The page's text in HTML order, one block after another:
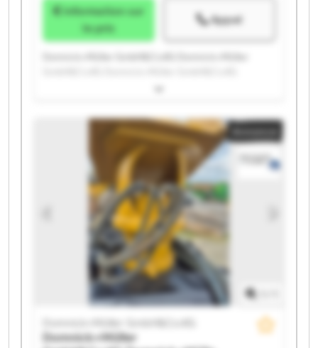
le prix
Appel
Domnick+Müller GmbH&Co.KG Domnick+Müller
Domnick+Müller GmbH&Co.KG Domnick+Müller
GmbH&Co.KG Domnick+Müller GmbH&Co.KG
Domnick+Müller GmbH&Co.KG Domnick+Müller
GmbH&Co.KG Domnick+Müller GmbH&Co.KG
Domnick+Müller GmbH&Co.KG Domnick+Müller
GmbH&Co.KG Domnick+Müller GmbH&Co.KG
Domnick+Müller GmbH&Co.KG Domnick+Müller
GmbH&Co.KG Domnick+Müller GmbH&Co.KG
Domnick+Müller GmbH&Co.KG Domnick+Müller
GmbH&Co.KG
Annonce
Domnick+Müller GmbH&Co.KG
Domnick+Müller